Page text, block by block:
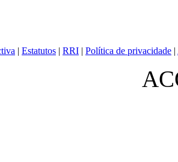
| Estatutos | RRI | Política de privacidade |